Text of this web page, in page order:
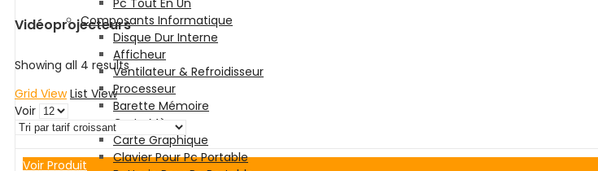
Pc Tout En Un
Composants Informatique
Disque Dur Interne
Afficheur
Ventilateur & Refroidisseur
Processeur
Barette Mémoire
Carte Mère
Carte Graphique
Clavier Pour Pc Portable
Vidéoprojecteurs
Showing all 4 results
Grid View List View
Voir
Voir Produit